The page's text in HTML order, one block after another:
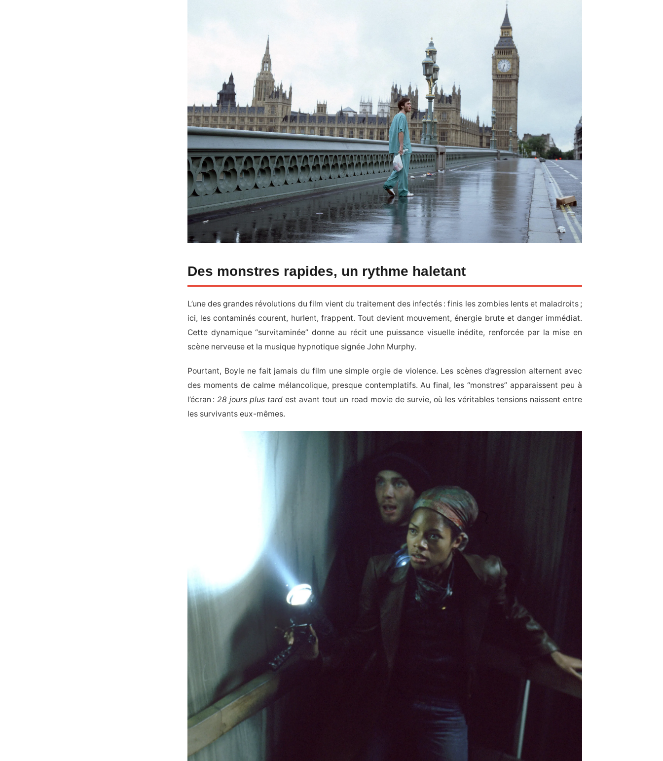
Des monstres rapides, un rythme haletant
L’une des grandes révolutions du film vient du traitement des infectés : finis les zombies lents et maladroits ;
ici, les contaminés courent, hurlent, frappent. Tout devient mouvement, énergie brute et danger immédiat.
Cette dynamique “survitaminée” donne au récit une puissance visuelle inédite, renforcée par la mise en
scène nerveuse et la musique hypnotique signée John Murphy.
Pourtant, Boyle ne fait jamais du film une simple orgie de violence. Les scènes d’agression alternent avec
des moments de calme mélancolique, presque contemplatifs. Au final, les “monstres” apparaissent peu à
l’écran : 28 jours plus tard est avant tout un road movie de survie, où les véritables tensions naissent entre
les survivants eux-mêmes.